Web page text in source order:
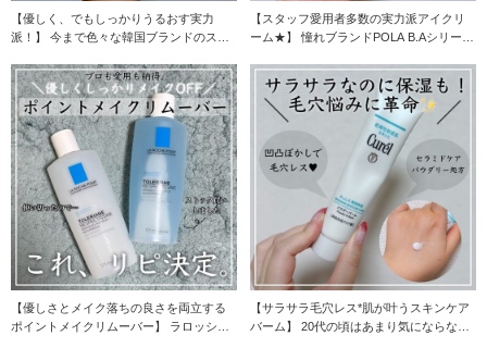
【優しく、でもしっかりうるおす実力
派！】 今まで色々な韓国ブランドのスキ
【スタッフ愛用者多数の実力派アイクリ
ーム★】 憧れブランドPOLA B.Aシリーズ
【優しさとメイク落ちの良さを両立する
ポイントメイクリムーバー】 ラロッシュ
【サラサラ毛穴レス*肌が叶うスキンケア
バーム】 20代の頃はあまり気にならなか